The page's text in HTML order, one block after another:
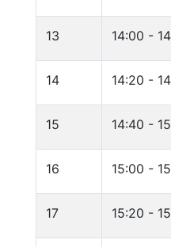
13 14:00 -
14 14:20 -
15 14:40 -
16 15:00 -
17 15:20 -